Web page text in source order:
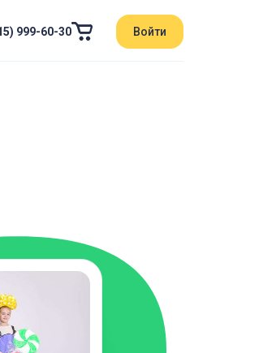
999-60-30 Войти